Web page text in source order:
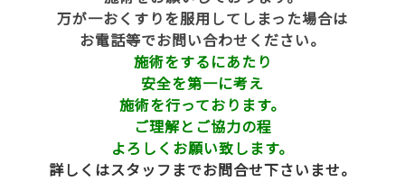
万が一おくすりを服用してしまった場合は
お電話等でお問い合わせください。
施術をするにあたり
安全を第一に考え
施術を行っております。
ご理解とご協力の程
よろしくお願い致します。
詳しくはスタッフまでお問合せ下さいませ。